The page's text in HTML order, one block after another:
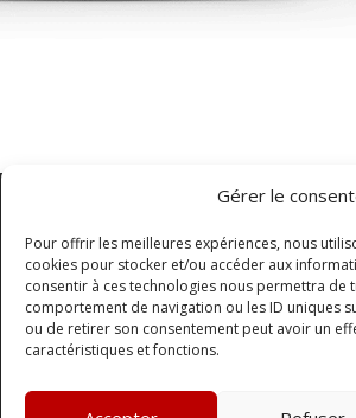
Gérer le
Pour offrir les meilleures expériences, nous
cookies pour stocker et/ou accéder aux
consentir à ces technologies nous permettra de
comportement de navigation ou les ID uniques
ou de retirer son consentement peut avoir un
caractéristiques et fonctions.
FAQ
Contact
Boutique
Abonnements Sono mag |